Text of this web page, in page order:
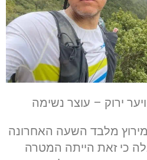
ירוק – עוצר נשימה
מלבד השעה האחרונה
כי זאת הייתה המטרה